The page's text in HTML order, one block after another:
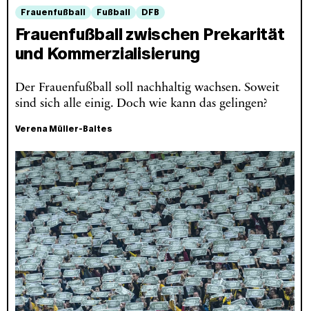
Frauenfußball Fußball DFB
Frauenfußball zwischen Prekarität
und Kommerzialisierung
Der Frauenfußball soll nachhaltig wachsen. Soweit
sind sich alle einig. Doch wie kann das gelingen?
Verena Müller-Baltes